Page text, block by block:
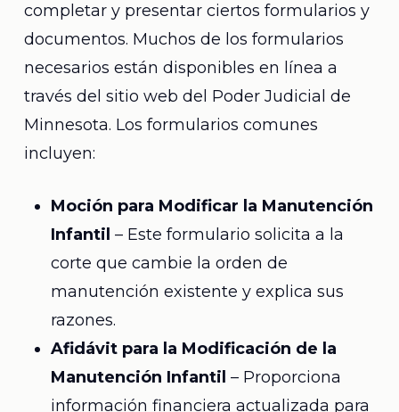
completar y presentar ciertos formularios y
documentos. Muchos de los formularios
necesarios están disponibles en línea a
través del sitio web del Poder Judicial de
Minnesota. Los formularios comunes
incluyen:
Moción para Modificar la Manutención
Infantil – Este formulario solicita a la
corte que cambie la orden de
manutención existente y explica sus
razones.
Afidávit para la Modificación de la
Manutención Infantil – Proporciona
información financiera actualizada para